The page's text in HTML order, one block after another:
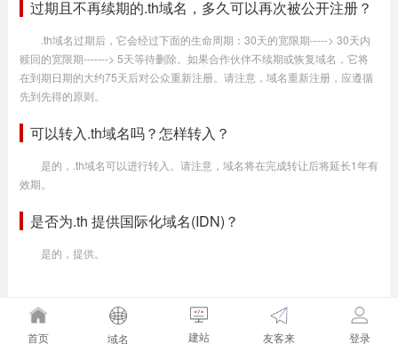
过期且不再续期的.th域名，多久可以再次被公开注册？
.th域名过期后，它会经过下面的生命周期：30天的宽限期-----> 30天内
赎回的宽限期-------> 5天等待删除。如果合作伙伴不续期或恢复域名，它将
在到期日期的大约75天后对公众重新注册。请注意，域名重新注册，应遵循
先到先得的原则。
可以转入.th域名吗？怎样转入？
是的，.th域名可以进行转入。请注意，域名将在完成转让后将延长1年有
效期。
是否为.th 提供国际化域名(IDN)？
是的，提供。
首页 域名 建站 友客来 登录